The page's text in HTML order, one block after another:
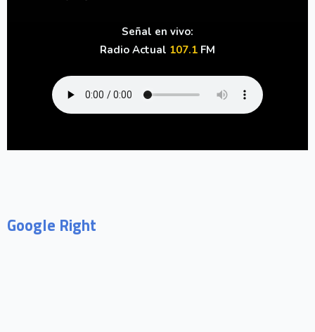
Señal en vivo:
Radio Actual 107.1 FM
Google Right